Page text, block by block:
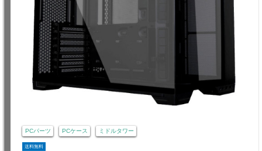
PCパーツ PCケース ミドルタワー
送料無料